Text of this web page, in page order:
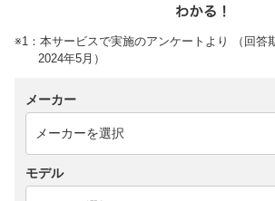
※1：本サービスで実施のアンケートより （回答
2024年5月）
メーカー
モデル